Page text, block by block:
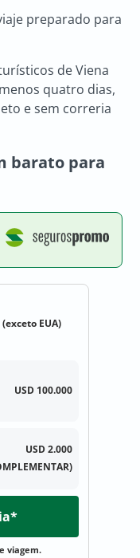
preparado para
de Viena
quatro dias,
e sem correria
barato para
EUA)
USD 100.000
USD 2.000
viagem.